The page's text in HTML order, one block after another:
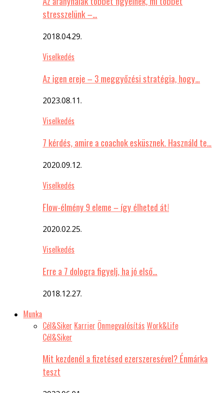
stresszelünk –…
2018.04.29.
Viselkedés
Az igen ereje – 3 meggyőzési stratégia, hogy…
2023.08.11.
Viselkedés
7 kérdés, amire a coachok esküsznek. Használd te…
2020.09.12.
Viselkedés
Flow-élmény 9 eleme – így élheted át!
2020.02.25.
Viselkedés
Erre a 7 dologra figyelj, ha jó első…
2018.12.27.
Munka
Cél&Siker Karrier Önmegvalósítás Work&Life
Cél&Siker
Mit kezdenél a fizetésed ezerszeresével? Énmárka
teszt